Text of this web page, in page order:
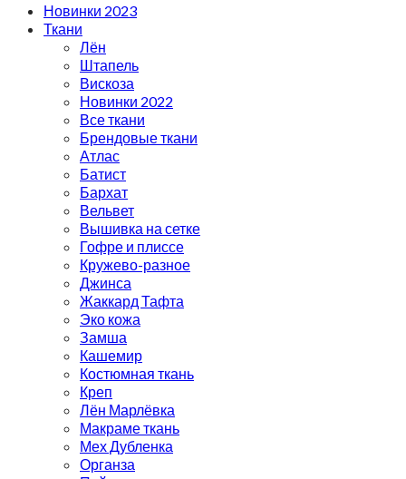
Новинки 2023
Ткани
Лён
Штапель
Вискоза
Новинки 2022
Все ткани
Брендовые ткани
Атлас
Батист
Бархат
Вельвет
Вышивка на сетке
Гофре и плиссе
Кружево-разное
Джинса
Жаккард Тафта
Эко кожа
Замша
Кашемир
Костюмная ткань
Креп
Лён Марлёвка
Макраме ткань
Мех Дубленка
Органза